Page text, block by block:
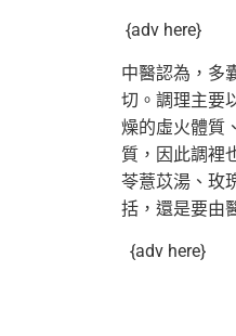
{adv here}
中醫認為，多
切。 調理主要
燥的虛火體質、
質，因此調裡
苓薏苡湯、玫
括， 還是要由
{adv here}